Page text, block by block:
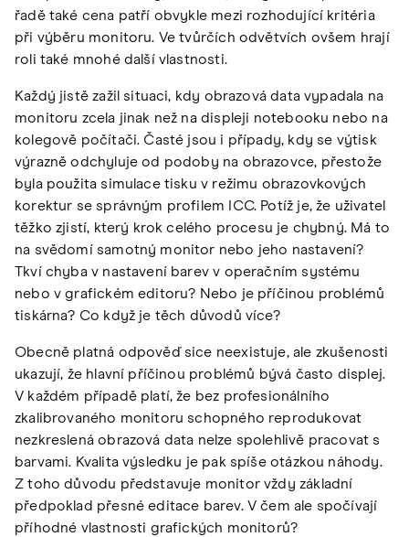
řadě také cena patří obvykle mezi rozhodující kritéria
při výběru monitoru. Ve tvůrčích odvětvích ovšem hrají
roli také mnohé další vlastnosti.
Každý jistě zažil situaci, kdy obrazová data vypadala na
monitoru zcela jinak než na displeji notebooku nebo na
kolegově počítači. Časté jsou i případy, kdy se výtisk
výrazně odchyluje od podoby na obrazovce, přestože
byla použita simulace tisku v režimu obrazovkových
korektur se správným profilem ICC. Potíž je, že uživatel
těžko zjistí, který krok celého procesu je chybný. Má to
na svědomí samotný monitor nebo jeho nastavení?
Tkví chyba v nastavení barev v operačním systému
nebo v grafickém editoru? Nebo je příčinou problémů
tiskárna? Co když je těch důvodů více?
Obecně platná odpověď sice neexistuje, ale zkušenosti
ukazují, že hlavní příčinou problémů bývá často displej.
V každém případě platí, že bez profesionálního
zkalibrovaného monitoru schopného reprodukovat
nezkreslená obrazová data nelze spolehlivě pracovat s
barvami. Kvalita výsledku je pak spíše otázkou náhody.
Z toho důvodu představuje monitor vždy základní
předpoklad přesné editace barev. V čem ale spočívají
příhodné vlastnosti grafických monitorů?